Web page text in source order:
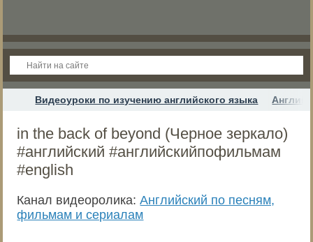
Видеоуроки по изучению английского языка
in the back of beyond (Черное зеркало)
#английский #английскийпофильмам
#english
Канал видеоролика:Английский по песням,
фильмам и сериалам